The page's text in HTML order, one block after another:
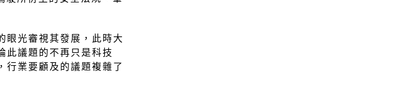
眼光審視其發展，此時大
此議題的不再只是科技
行業要顧及的議題複雜了